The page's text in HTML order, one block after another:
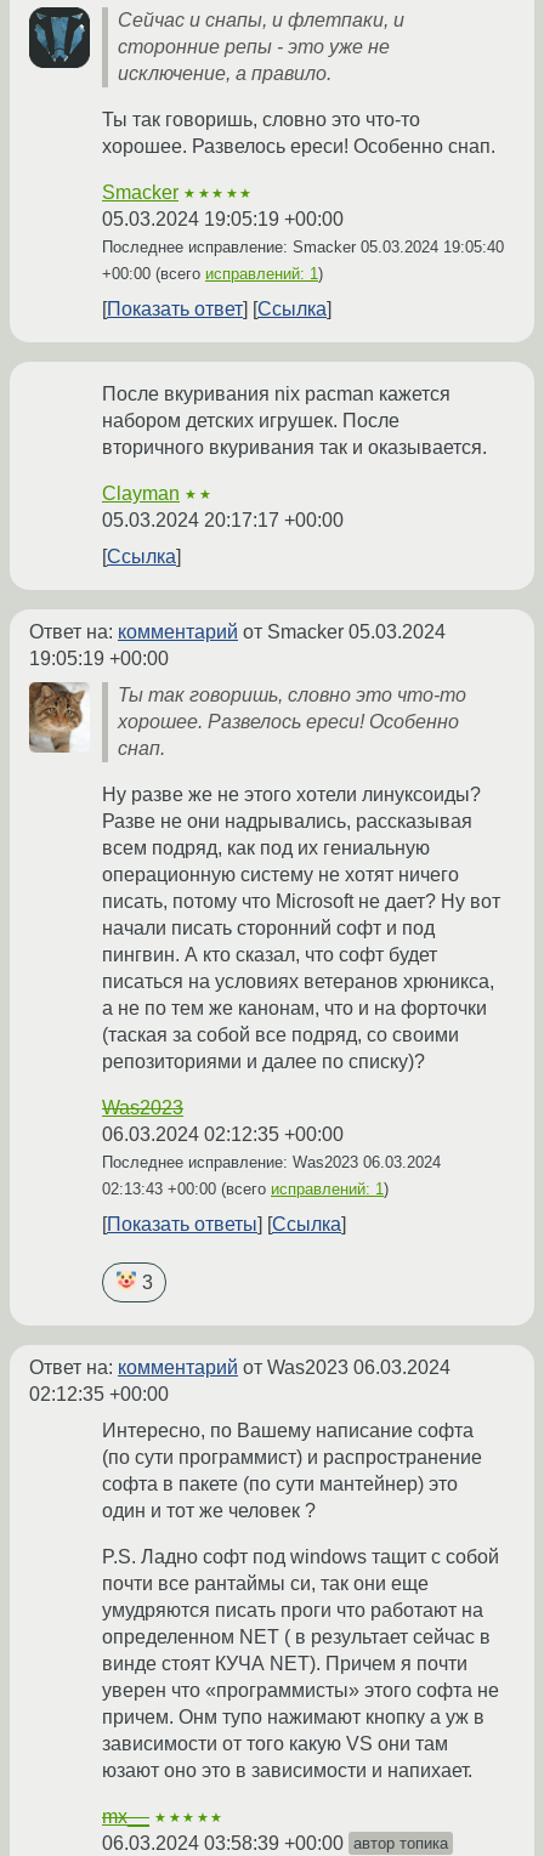
Сейчас и снапы, и флетпаки, и
сторонние репы - это уже не
исключение, а правило.
Ты так говоришь, словно это что-то
хорошее. Развелось ереси! Особенно снап.
Smacker ★★★★★
05.03.2024 19:05:19 +00:00
Последнее исправление: Smacker 05.03.2024 19:05:40
+00:00 (всего исправлений: 1)
Показать ответ Ссылка
После вкуривания nix pacman кажется
набором детских игрушек. После
вторичного вкуривания так и оказывается.
Clayman ★★
05.03.2024 20:17:17 +00:00
Ссылка
Ответ на: комментарий от Smacker 05.03.2024
19:05:19 +00:00
Ты так говоришь, словно это что-то
хорошее. Развелось ереси! Особенно
снап.
Ну разве же не этого хотели линуксоиды?
Разве не они надрывались, рассказывая
всем подряд, как под их гениальную
операционную систему не хотят ничего
писать, потому что Microsoft не дает? Ну вот
начали писать сторонний софт и под
пингвин. А кто сказал, что софт будет
писаться на условиях ветеранов хрюникса,
а не по тем же канонам, что и на форточки
(таская за собой все подряд, со своими
репозиториями и далее по списку)?
Was2023
06.03.2024 02:12:35 +00:00
Последнее исправление: Was2023 06.03.2024
02:13:43 +00:00 (всего исправлений: 1)
Показать ответы Ссылка
3
Ответ на: комментарий от Was2023 06.03.2024
02:12:35 +00:00
Интересно, по Вашему написание софта
(по сути программист) и распространение
софта в пакете (по сути мантейнер) это
один и тот же человек ?
P.S. Ладно софт под windows тащит с собой
почти все рантаймы си, так они еще
умудряются писать проги что работают на
определенном NET ( в результает сейчас в
винде стоят КУЧА NET). Причем я почти
уверен что «программисты» этого софта не
причем. Онм тупо нажимают кнопку а уж в
зависимости от того какую VS они там
юзают оно это в зависимости и напихает.
mx__ ★★★★★
06.03.2024 03:58:39 +00:00 автор топика